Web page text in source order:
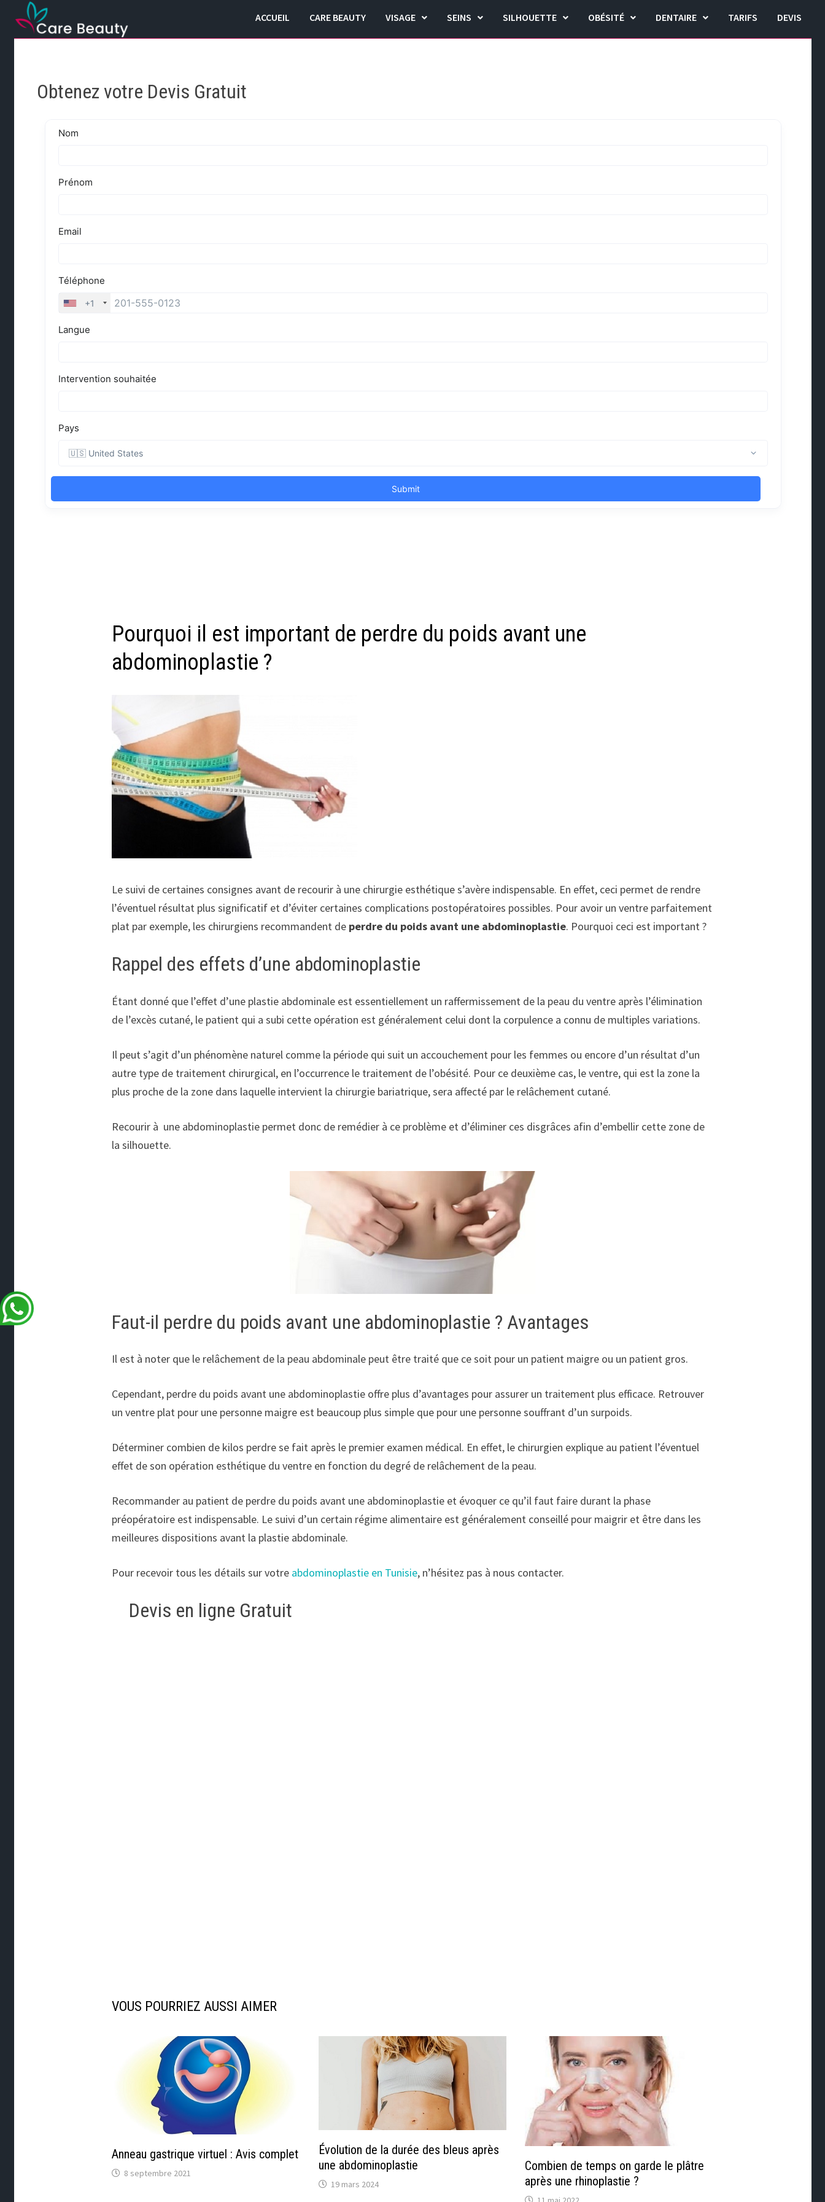
Passer
au
contenu
ACCUEIL CARE BEAUTY VISAGE SEINS SILHOUETTE OBÉSITÉ DENTAIRE TARIFS DEVIS
Obtenez votre Devis Gratuit
Pourquoi il est important de perdre du poids avant une
abdominoplastie ?
Le suivi de certaines consignes avant de recourir à une chirurgie esthétique s’avère indispensable. En effet, ceci permet de rendre
l’éventuel résultat plus significatif et d’éviter certaines complications postopératoires possibles. Pour avoir un ventre parfaitement
plat par exemple, les chirurgiens recommandent de perdre du poids avant une abdominoplastie. Pourquoi ceci est important ?
Rappel des effets d’une abdominoplastie
Étant donné que l’effet d’une plastie abdominale est essentiellement un raffermissement de la peau du ventre après l’élimination
de l’excès cutané, le patient qui a subi cette opération est généralement celui dont la corpulence a connu de multiples variations.
Il peut s’agit d’un phénomène naturel comme la période qui suit un accouchement pour les femmes ou encore d’un résultat d’un
autre type de traitement chirurgical, en l’occurrence le traitement de l’obésité. Pour ce deuxième cas, le ventre, qui est la zone la
plus proche de la zone dans laquelle intervient la chirurgie bariatrique, sera affecté par le relâchement cutané.
Recourir à une abdominoplastie permet donc de remédier à ce problème et d’éliminer ces disgrâces afin d’embellir cette zone de
la silhouette.
Faut-il perdre du poids avant une abdominoplastie ? Avantages
Il est à noter que le relâchement de la peau abdominale peut être traité que ce soit pour un patient maigre ou un patient gros.
Cependant, perdre du poids avant une abdominoplastie offre plus d’avantages pour assurer un traitement plus efficace. Retrouver
un ventre plat pour une personne maigre est beaucoup plus simple que pour une personne souffrant d’un surpoids.
Déterminer combien de kilos perdre se fait après le premier examen médical. En effet, le chirurgien explique au patient l’éventuel
effet de son opération esthétique du ventre en fonction du degré de relâchement de la peau.
Recommander au patient de perdre du poids avant une abdominoplastie et évoquer ce qu’il faut faire durant la phase
préopératoire est indispensable. Le suivi d’un certain régime alimentaire est généralement conseillé pour maigrir et être dans les
meilleures dispositions avant la plastie abdominale.
Pour recevoir tous les détails sur votre abdominoplastie en Tunisie, n’hésitez pas à nous contacter.
Devis en ligne Gratuit
VOUS POURRIEZ AUSSI AIMER
Anneau gastrique virtuel : Avis complet
8 septembre 2021
Évolution de la durée des bleus après
une abdominoplastie
19 mars 2024
Combien de temps on garde le plâtre
après une rhinoplastie ?